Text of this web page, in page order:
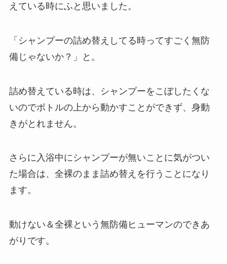
えている時にふと思いました。
「シャンプーの詰め替えしてる時ってすごく無防
備じゃないか？」と。
詰め替えている時は、シャンプーをこぼしたくな
いのでボトルの上から動かすことができず、身動
きがとれません。
さらに入浴中にシャンプーが無いことに気がつい
た場合は、全裸のまま詰め替えを行うことになり
ます。
動けない＆全裸という無防備ヒューマンのできあ
がりです。